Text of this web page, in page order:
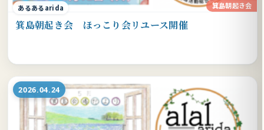
あるあるarida
箕島朝起き会 ほっこり会リユース開催
箕島朝起き会
2026.04.24